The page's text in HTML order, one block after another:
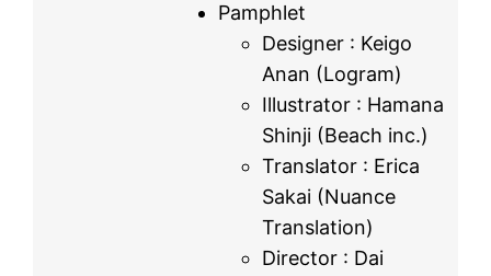
Pamphlet
Designer : Keigo
Anan (Logram)
Illustrator : Hamana
Shinji (Beach inc.)
Translator : Erica
Sakai (Nuance
Translation)
Director : Dai